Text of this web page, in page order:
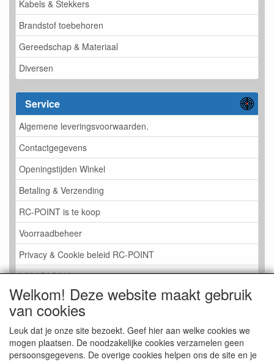
Kabels & Stekkers
Brandstof toebehoren
Gereedschap & Materiaal
Diversen
Service
Algemene leveringsvoorwaarden.
Contactgegevens
Openingstijden Winkel
Betaling & Verzending
RC-POINT is te koop
Voorraadbeheer
Privacy & Cookie beleid RC-POINT
LINK PAGINA
Gastenboek RC-POINT
Kijkje in de Winkel
Welkom! Deze website maakt gebruik
van cookies
Leuk dat je onze site bezoekt. Geef hier aan welke cookies we
mogen plaatsen. De noodzakelijke cookies verzamelen geen
persoonsgegevens. De overige cookies helpen ons de site en je